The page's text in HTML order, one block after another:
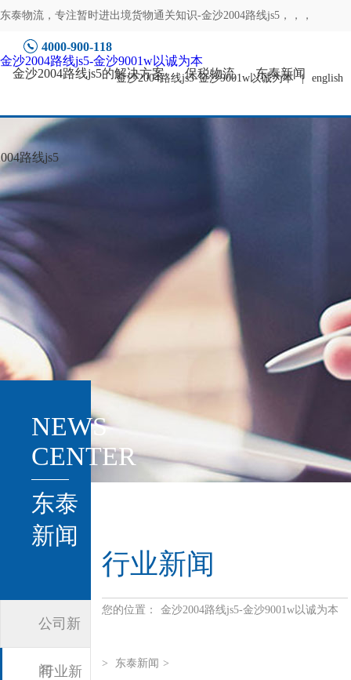
东泰物流，专注暂时进出境货物通关知识-金沙2004路线js5 ，，，
4000-900-118
金沙2004路线js5-金沙9001w以诚为本 | english
金沙2004路线js5-金沙9001w以诚为本
金沙2004路线js5的解决方案
保税物流 东泰新闻
路线js5
NEWS
CENTER
东泰
新闻
公司新
闻
行业新
行业新闻
您的位置： 金沙2004路线js5-金沙9001w以诚为本
> 东泰新闻 >